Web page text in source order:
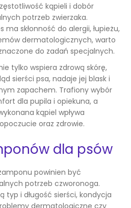
kąpieli i dobór
potrzeb zwierzaka.
ma skłonność do alergii, łupieżu,
dermatologicznych, warto
do zadań specjalnych.
tylko wspiera zdrową skórę,
sierści psa, nadaje jej blask i
zapachem. Trafiony wybór
dla pupila i opiekuna, a
kąpiel wpływa
oraz zdrowie.
dla psów
powinien być
potrzeb czworonoga.
typ i długość sierści, kondycja
dermatologiczne czy